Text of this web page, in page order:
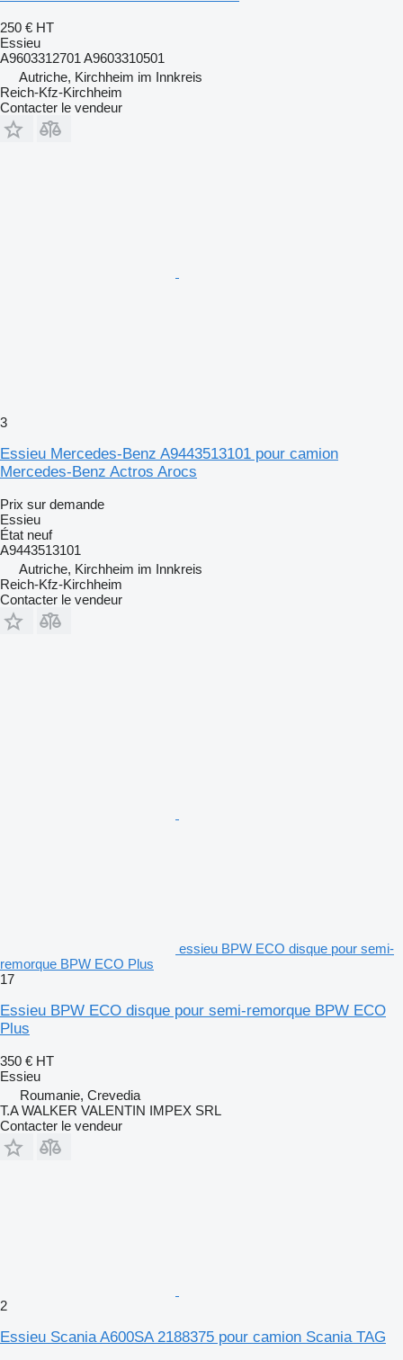
250 € HT
Essieu
A9603312701 A9603310501
Autriche, Kirchheim im Innkreis
Reich-Kfz-Kirchheim
Contacter le vendeur
3
Essieu Mercedes-Benz A9443513101 pour camion
Mercedes-Benz Actros Arocs
Prix sur demande
Essieu
État neuf
A9443513101
Autriche, Kirchheim im Innkreis
Reich-Kfz-Kirchheim
Contacter le vendeur
essieu BPW ECO disque pour semi-
remorque BPW ECO Plus
17
Essieu BPW ECO disque pour semi-remorque BPW ECO
Plus
350 € HT
Essieu
Roumanie, Crevedia
T.A WALKER VALENTIN IMPEX SRL
Contacter le vendeur
2
Essieu Scania A600SA 2188375 pour camion Scania TAG